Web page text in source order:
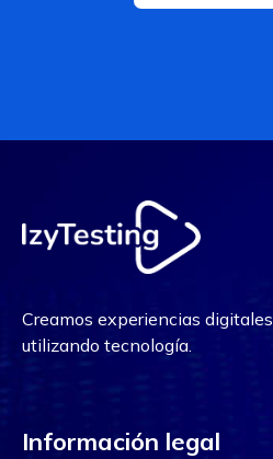
Creamos experiencias digitales
utilizando tecnología.
Información legal